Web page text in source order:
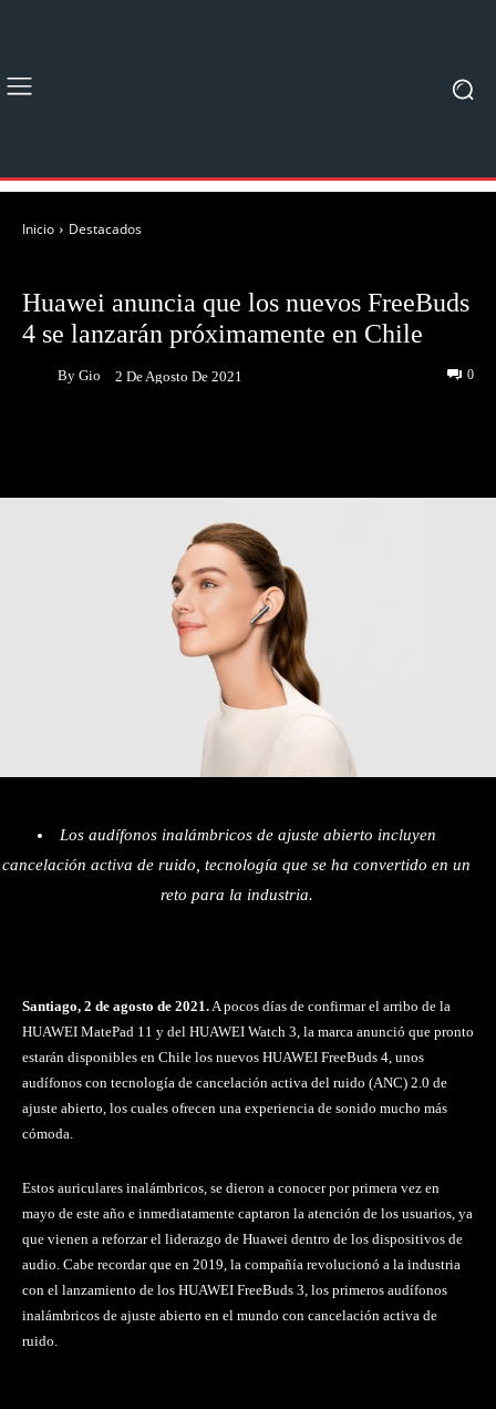
Inicio Destacados
Huawei anuncia que los nuevos FreeBuds
4 se lanzarán próximamente en Chile
By Gio 2 De Agosto De 2021 0
Los audífonos inalámbricos de ajuste abierto incluyen
cancelación activa de ruido, tecnología que se ha convertido en un
reto para la industria.
Santiago, 2 de agosto de 2021.A pocos días de confirmar el arribo de la
HUAWEI MatePad 11 y del HUAWEI Watch 3, la marca anunció que pronto
estarán disponibles en Chile los nuevos HUAWEI FreeBuds 4, unos
audífonos con tecnología de cancelación activa del ruido (ANC) 2.0 de
ajuste abierto, los cuales ofrecen una experiencia de sonido mucho más
cómoda.
Estos auriculares inalámbricos, se dieron a conocer por primera vez en
mayo de este año e inmediatamente captaron la atención de los usuarios, ya
que vienen a reforzar el liderazgo de Huawei dentro de los dispositivos de
audio. Cabe recordar que en 2019, la compañía revolucionó a la industria
con el lanzamiento de los HUAWEI FreeBuds 3, los primeros audífonos
inalámbricos de ajuste abierto en el mundo con cancelación activa de
ruido.